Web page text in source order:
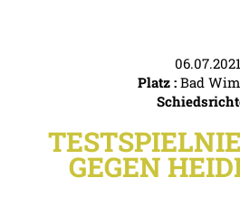
06.07.2021
Platz : Bad
GEGEN